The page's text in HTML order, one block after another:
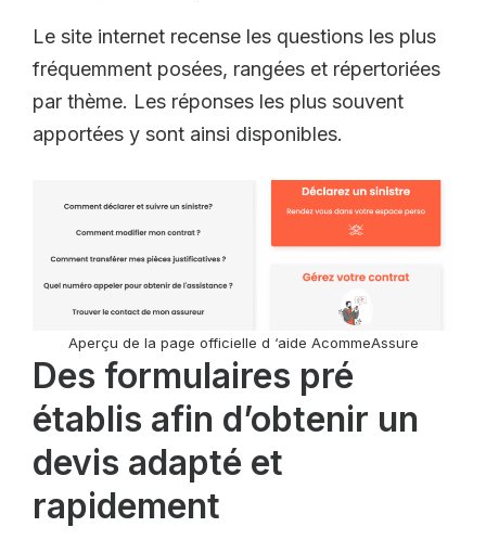
Le site internet recense les questions les plus
fréquemment posées, rangées et répertoriées
par thème. Les réponses les plus souvent
apportées y sont ainsi disponibles.
Aperçu de la page officielle d ‘aide AcommeAssure
Des formulaires pré
établis afin d’obtenir un
devis adapté et
rapidement